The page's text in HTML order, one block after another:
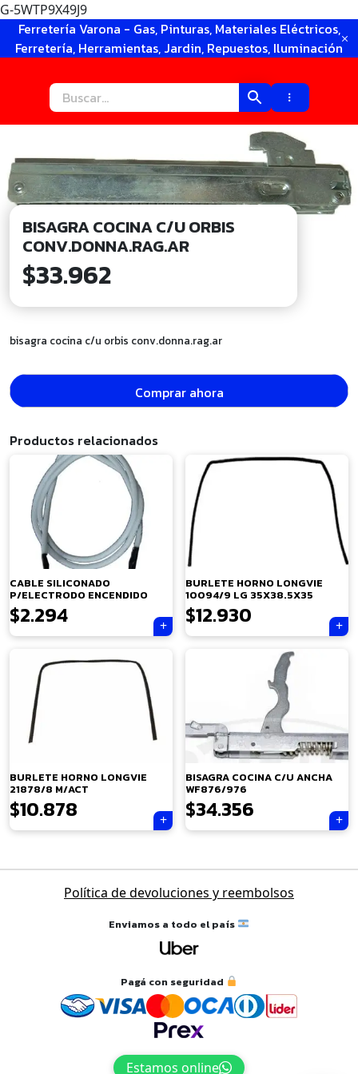
G-5WTP9X49J9
Ferretería Varona - Gas, Pinturas, Materiales Eléctricos,
Ferretería, Herramientas, Jardin, Repuestos, Iluminación
BISAGRA COCINA C/U ORBIS
CONV.DONNA.RAG.AR
$33.962
bisagra cocina c/u orbis conv.donna.rag.ar
Comprar ahora
Productos relacionados
CABLE SILICONADO
P/ELECTRODO ENCENDIDO
$2.294
BURLETE HORNO LONGVIE
10094/9 LG 35X38.5X35
$12.930
BURLETE HORNO LONGVIE
21878/8 M/ACT
$10.878
BISAGRA COCINA C/U ANCHA
WF876/976
$34.356
NavegaciónPolítica de devoluciones y reembolsos
Enviamos a todo el país
Pagá con seguridad
Estamos online
×
Tu carrito está vacío.
Agregá un producto y aparecerá acá
automáticamente.